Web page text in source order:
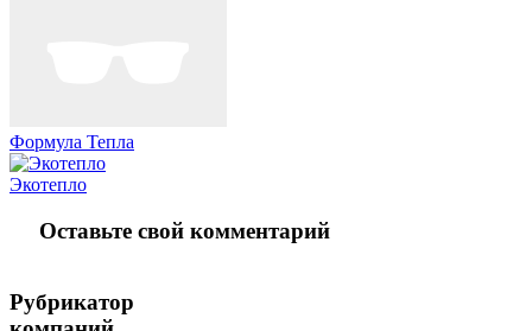
Формула Тепла
Экотепло
Оставьте свой комментарий
Рубрикатор